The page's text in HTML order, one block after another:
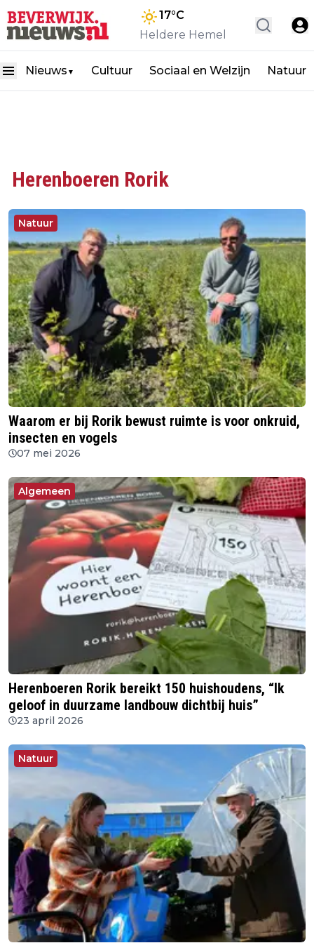
17°C
Heldere Hemel
Nieuws ▼ Cultuur Sociaal en Welzijn Natuur
Herenboeren Rorik
Natuur
Waarom er bij Rorik bewust ruimte is voor onkruid,
insecten en vogels
07 mei 2026
Algemeen
Herenboeren Rorik bereikt 150 huishoudens, “Ik
geloof in duurzame landbouw dichtbij huis”
23 april 2026
Natuur